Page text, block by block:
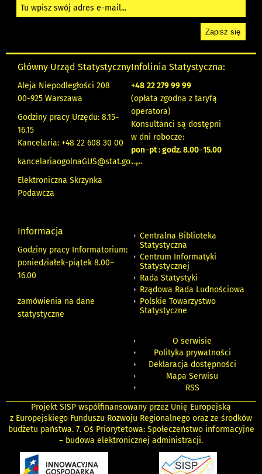
Główny Urząd Statystyczny
Aleja Niepodległości 208
00-925 Warszawa
Godziny pracy Urzędu: 8.15–
16.15
Kancelaria: +48 22 608 30 00
kancelariaogolnaGUS@stat.gov.pl
Elektroniczna Skrzynka
Podawcza
Infolinia Statystyczna:
+48 22 279 99 99
(opłata zgodna z taryfą
operatora)
Konsultanci są dostępni
w dni robocze:
pon–pt : godz. 8.00–15.00
Informacja
Godziny pracy Informatorium:
poniedziałek-piątek 8.00–
16.00
zamówienia na dane
statystyczne
Centralna Biblioteka
Statystyczna
Centrum Informatyki
Statystycznej
Rada Statystyki
Rządowa Rada Ludnościowa
Polskie Towarzystwo
Statystyczne
O serwisie
Polityka prywatności
Deklaracja dostępności
Mapa Serwisu
RSS
Projekt SISP współfinansowany przez Unię Europejską
z Europejskiego Funduszu Rozwoju Regionalnego oraz ze środków
budżetu państwa. 7. Oś Priorytetowa: Społeczeństwo informacyjne
– budowa elektronicznej administracji.